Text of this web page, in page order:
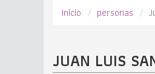
Inicio personas
JUAN LUIS